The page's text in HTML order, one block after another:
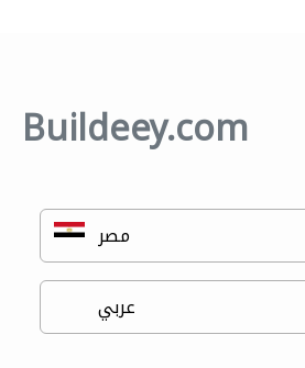
Buildeey.com